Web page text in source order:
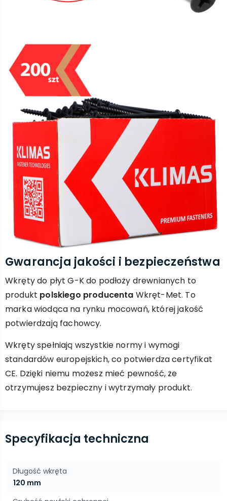
Gwarancja jakości i bezpieczeństwa
Wkręty do płyt G-K do podłoży drewnianych to
produkt polskiego producenta Wkręt-Met. To
marka wiodąca na rynku mocowań, której jakość
potwierdzają fachowcy.
Wkręty spełniają wszystkie normy i wymogi
standardów europejskich, co potwierdza certyfikat
CE. Dzięki niemu możesz mieć pewność, że
otrzymujesz bezpieczny i wytrzymały produkt.
Specyfikacja techniczna
Długość wkręta
120 mm